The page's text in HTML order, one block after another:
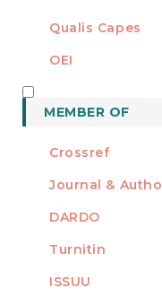
Qualis Capes
OEI
MEMBER OF
Crossref
Journal &
DARDO
Turnitin
ISSUU